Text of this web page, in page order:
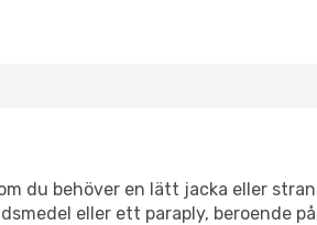
du behöver en lätt jacka eller
eller ett paraply, beroende